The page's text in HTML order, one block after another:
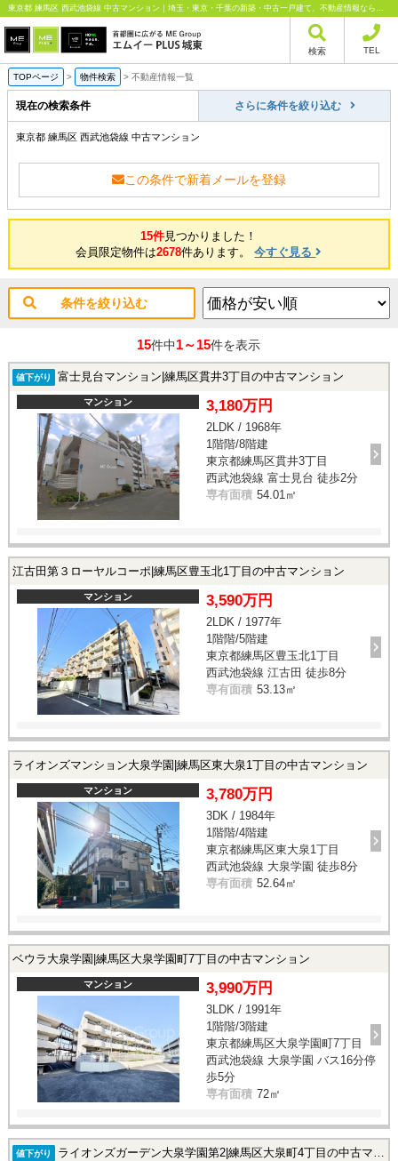
東京都 練馬区 西武池袋線 中古マンション｜埼玉・東京・千葉の新築・中古一戸建て、不動産情報ならエムイーPLUS城東にお任せください
検索 TEL
TOPページ > 物件検索 > 不動産情報一覧
現在の検索条件 さらに条件を絞り込む
東京都 練馬区 西武池袋線 中古マンション
この条件で新着メールを登録
15件見つかりました！
会員限定物件は2678件あります。今すぐ見る
条件を絞り込む
15件中1～15件を表示
値下がり 富士見台マンション|練馬区貫井3丁目の中古マンション
マンション 3,180万円
2LDK / 1968年
1階階/8階建
東京都練馬区貫井3丁目
西武池袋線 富士見台 徒歩2分
専有面積 54.01㎡
江古田第３ローヤルコーポ|練馬区豊玉北1丁目の中古マンション
マンション 3,590万円
2LDK / 1977年
1階階/5階建
東京都練馬区豊玉北1丁目
西武池袋線 江古田 徒歩8分
専有面積 53.13㎡
ライオンズマンション大泉学園|練馬区東大泉1丁目の中古マンション
マンション 3,780万円
3DK / 1984年
1階階/4階建
東京都練馬区東大泉1丁目
西武池袋線 大泉学園 徒歩8分
専有面積 52.64㎡
ベウラ大泉学園|練馬区大泉学園町7丁目の中古マンション
マンション 3,990万円
3LDK / 1991年
1階階/3階建
東京都練馬区大泉学園町7丁目
西武池袋線 大泉学園 バス16分停
歩5分
専有面積 72㎡
値下がり ライオンズガーデン大泉学園第2|練馬区大泉町4丁目の中古マンション